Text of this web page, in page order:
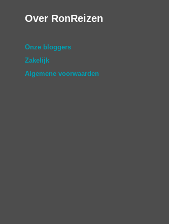
Over RonReizen
Onze bloggers
Zakelijk
Algemene voorwaarden